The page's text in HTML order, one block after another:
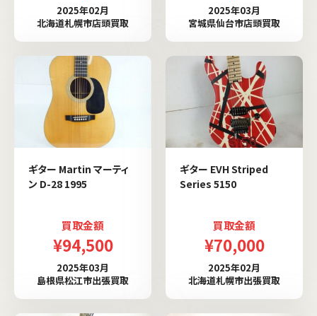
2025年02月
北海道札幌市店頭買取
2025年03月
宮城県仙台市店頭買取
ギター Martin マーティ
ン D-28 1995
買取金額
¥94,500
2025年03月
島根県松江市出張買取
ギター EVH Striped
Series 5150
買取金額
¥70,000
2025年02月
北海道札幌市出張買取